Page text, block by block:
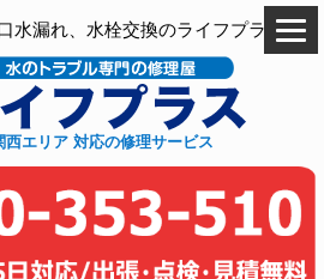
水漏れ、水栓交換のライフプラス
西エリア 対応の修理サービス